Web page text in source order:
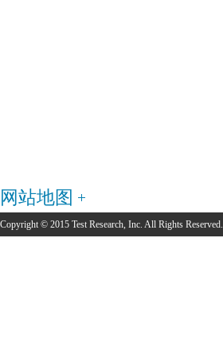
网站地图
Copyright © 2015 Test Research, Inc. All Rights Reserved.